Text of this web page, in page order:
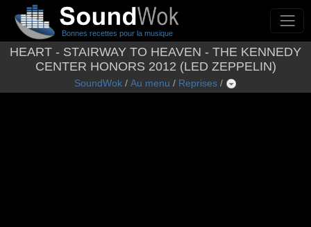
Bonnes recettes pour la musique
HEART - STAIRWAY TO HEAVEN - THE KENNEDY
CENTER HONORS 2012 (LED ZEPPELIN)
SoundWok / Au menu / Reprises /